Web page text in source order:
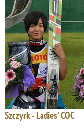
Szczyrk - Ladies' COC